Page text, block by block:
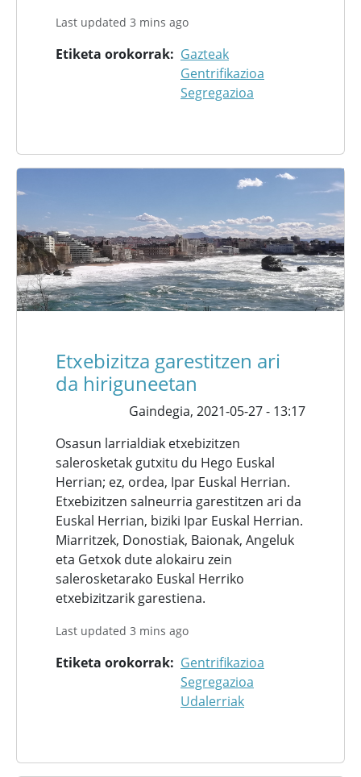
Last updated 3 mins ago
Etiketa orokorrak
Gazteak
Gentrifikazioa
Segregazioa
Etxebizitza garestitzen ari
da hiriguneetan
Gaindegia, 2021-05-27 - 13:17
Osasun larrialdiak etxebizitzen
salerosketak gutxitu du Hego Euskal
Herrian; ez, ordea, Ipar Euskal Herrian.
Etxebizitzen salneurria garestitzen ari da
Euskal Herrian, biziki Ipar Euskal Herrian.
Miarritzek, Donostiak, Baionak, Angeluk
eta Getxok dute alokairu zein
salerosketarako Euskal Herriko
etxebizitzarik garestiena.
Last updated 3 mins ago
Etiketa orokorrak
Gentrifikazioa
Segregazioa
Udalerriak